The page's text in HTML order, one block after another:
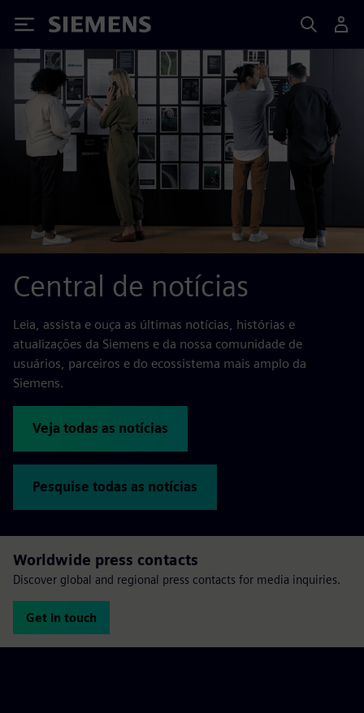
Siemens
Central de notícias
Leia, assista e ouça as últimas notícias, histórias e
atualizações da Siemens e da nossa comunidade de
usuários, parceiros e do ecossistema mais amplo da
Siemens.
Veja todas as notícias
Pesquise todas as notícias
Worldwide press contacts
Discover global and regional press contacts for media inquiries.
Get in touch